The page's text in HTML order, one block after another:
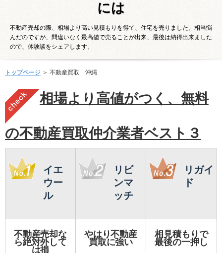
には
不動産売却の際、相場より高い見積もりを得て、住宅を売りました。相当悩
んだのですが、間違いなく最高値で売ることが出来、最後は納得出来ました
ので、体験談をシェアします。
トップページ ＞ 不動産買取 沖縄
相場より高値がつく、無料
の不動産買取仲介業者ベスト３
イエ
ウー
ル
リビ
ンマ
ッチ
リガイ
ド
不動産売却な
ら絶対外して
は損
やはり不動産
買取に強い
相見積もりで
最後の一押し